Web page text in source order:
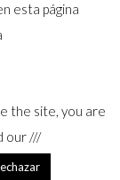
España y
esta página
the site, you are
our ///